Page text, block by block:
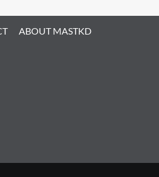
ABOUT MASTKD